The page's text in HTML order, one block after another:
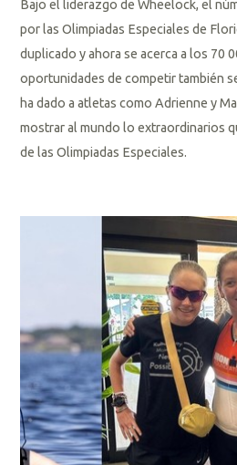
Bajo el liderazgo de Wheelock, el
por las Olimpiadas Especiales de
duplicado y ahora se acerca a los 70
oportunidades de competir también
ha dado a atletas como Adrienne y
mostrar al mundo lo extraordinarios
de las Olimpiadas Especiales.